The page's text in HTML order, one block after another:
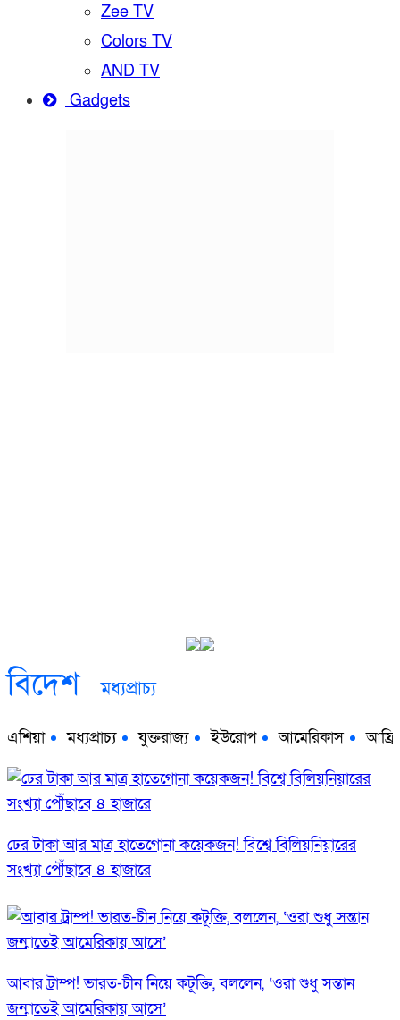
Zee TV
Colors TV
AND TV
Gadgets
বিদেশ মধ্যপ্রাচ্য
এশিয়া মধ্যপ্রাচ্য যুক্তরাজ্য ইউরোপ আমেরিকাস
ঢের টাকা আর মাত্র হাতেগোনা কয়েকজন! বিশ্বে বিলিয়নিয়ারের
সংখ্যা পৌঁছাবে ৪ হাজারে
আবার ট্রাম্প! ভারত-চীন নিয়ে কটূক্তি, বললেন, ‘ওরা শুধু সন্তান
জন্মাতেই আমেরিকায় আসে’